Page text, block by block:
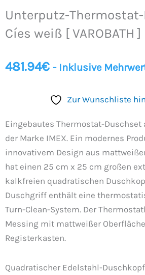
Unterputz-
Cíes weiß [ VAROBATH ]
481.94€ - Inklusive
Zur Wunschliste
Eingebautes Thermostat-Duschset
der Marke IMEX. Ein modernes
innovativem Design aus
hat einen 25 cm x 25 cm großen
kalkfreien quadratischen
Duschgriff enthält eine
Turn-Clean-System. Der
Messing mit mattweißer
Registerkasten.
Quadratischer Edelstahl-
Cíes
weiß